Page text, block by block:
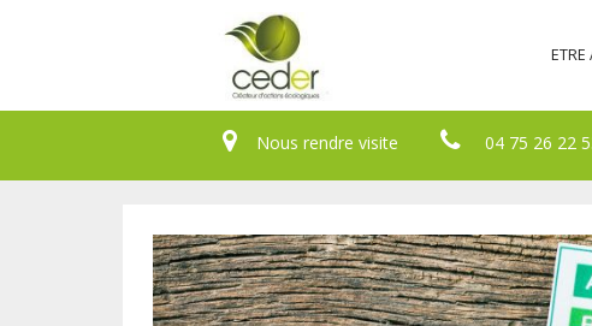
ETRE
Nous rendre visite 04 75 26 22